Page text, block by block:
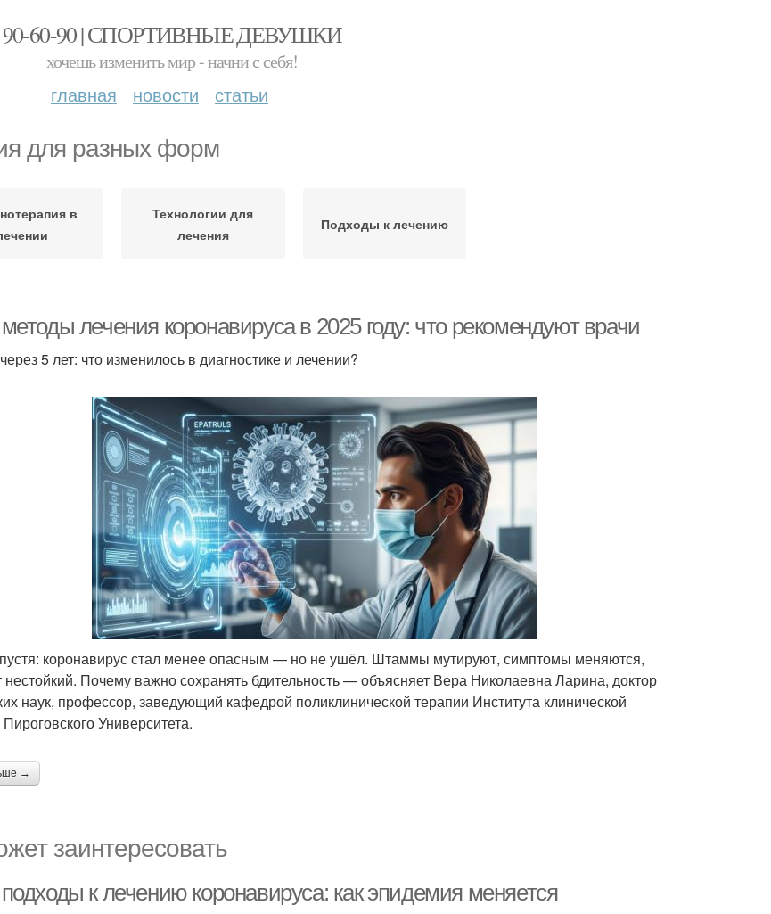
90-60-90 | СПОРТИВНЫЕ ДЕВУШКИ
хочешь изменить мир - начни с себя!
главная новости статьи
для разных форм
в
Технологии для
лечения
Подходы к лечению
лечения коронавируса в 2025 году: что рекомендуют врачи
5 лет: что изменилось в диагностике и лечении?
коронавирус стал менее опасным — но не ушёл. Штаммы мутируют, симптомы меняются,
нестойкий. Почему важно сохранять бдительность — объясняет Вера Николаевна Ларина, доктор
наук, профессор, заведующий кафедрой поликлинической терапии Института клинической
Университета.
→
заинтересовать
к лечению коронавируса: как эпидемия меняется